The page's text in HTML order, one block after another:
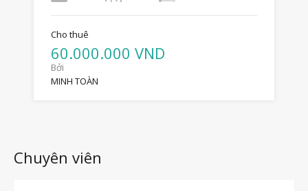
Cho thuê
60.000.000 VND
Bởi
MINH TOÀN
Chuyên viên